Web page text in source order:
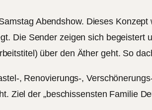
Abendshow. Dieses
Die Sender zeigen sich begeistert
über den Äther geht. So
, Renovierungs-,
Ziel der „beschissensten Familie